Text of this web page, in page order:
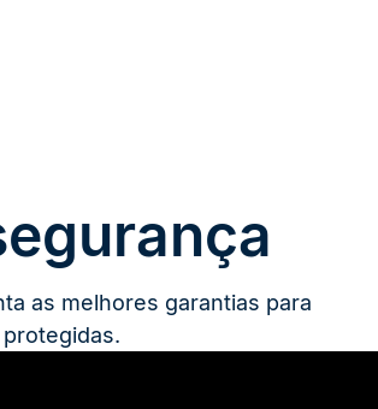
as melhores garantias para